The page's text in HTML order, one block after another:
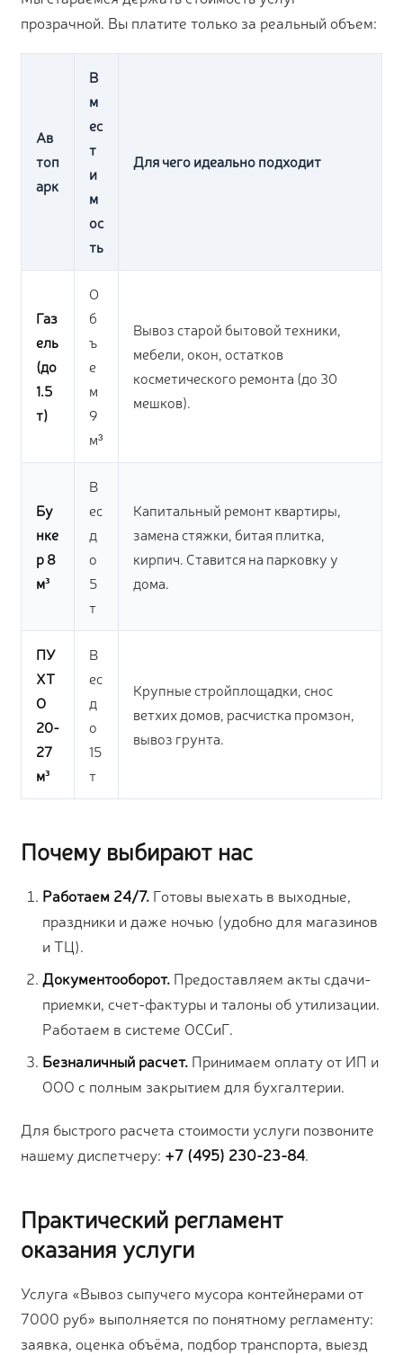
прозрачной. Вы платите только за реальный объем:
Ав
топ
арк
В
м
ес
т
и
м
ос
ть
Для чего идеально подходит
Газ
ель
(до
1.5
т)
О
б
ъ
е
м
9
м³
Вывоз старой бытовой техники,
мебели, окон, остатков
косметического ремонта (до 30
мешков).
Бу
нке
р 8
м³
В
ес
д
о
5
т
Капитальный ремонт квартиры,
замена стяжки, битая плитка,
кирпич. Ставится на парковку у
дома.
ПУ
ХТ
О
20-
27
м³
В
ес
д
о
15
т
Крупные стройплощадки, снос
ветхих домов, расчистка промзон,
вывоз грунта.
Почему выбирают нас
Работаем 24/7. Готовы выехать в выходные,
праздники и даже ночью (удобно для магазинов
и ТЦ).
Документооборот. Предоставляем акты сдачи-
приемки, счет-фактуры и талоны об утилизации.
Работаем в системе ОССиГ.
Безналичный расчет. Принимаем оплату от ИП и
ООО с полным закрытием для бухгалтерии.
Для быстрого расчета стоимости услуги позвоните
нашему диспетчеру: +7 (495) 230-23-84.
Практический регламент
оказания услуги
Услуга «Вывоз сыпучего мусора контейнерами от
7000 руб» выполняется по понятному регламенту:
заявка, оценка объёма, подбор транспорта, выезд